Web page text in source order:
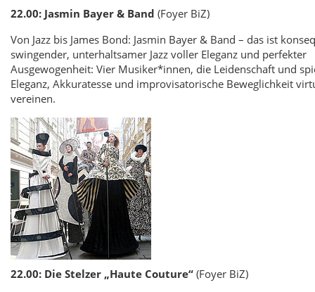
22.00: Jasmin Bayer & Band (Foyer BiZ)
Von Jazz bis James Bond: Jasmin Bayer & Band – das ist
swingender, unterhaltsamer Jazz voller Eleganz und perfekter
Ausgewogenheit: Vier Musiker*innen, die Leidenschaft und
Eleganz, Akkuratesse und improvisatorische Beweglichkeit
vereinen.
22.00: Die Stelzer „Haute Couture“ (Foyer BiZ)